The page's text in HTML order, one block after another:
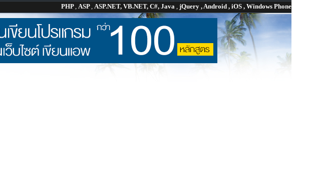
PHP, ASP, ASP.NET, VB.NET, C#, Java , jQuery , Android , iOS , Windows Phone